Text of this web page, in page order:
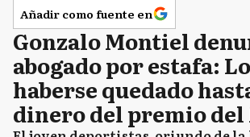
Añadir como fuente en
Gonzalo Montiel
abogado por estafa:
haberse quedado
dinero del premio